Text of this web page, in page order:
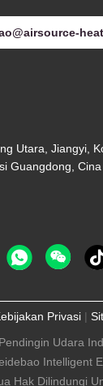
Utara, Jiangyi,
Guangdong, Cina
Privasi |
Udara
Intelligent
Hak Dilindungi